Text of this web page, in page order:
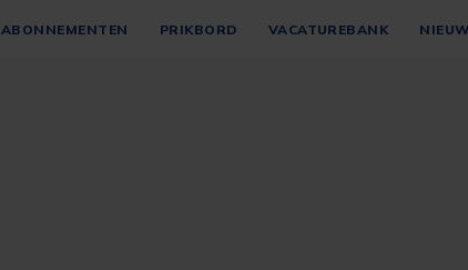
ABONNEMENTEN PRIKBORD VACATUREBANK